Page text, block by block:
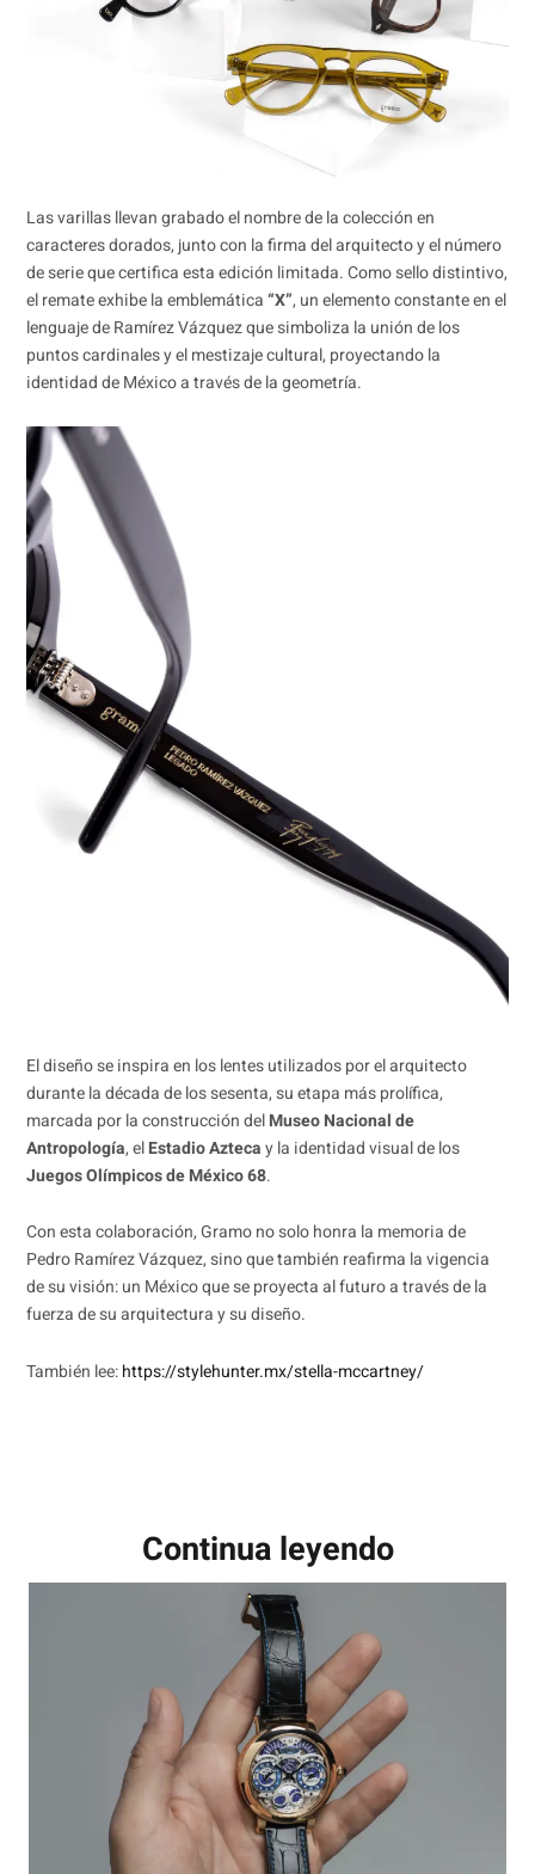
Las varillas llevan grabado el nombre de la colección en
caracteres dorados, junto con la firma del arquitecto y el número
de serie que certifica esta edición limitada. Como sello distintivo,
el remate exhibe la emblemática“X”, un elemento constante en el
lenguaje de Ramírez Vázquez que simboliza la unión de los
puntos cardinales y el mestizaje cultural, proyectando la
identidad de México a través de la geometría.
El diseño se inspira en los lentes utilizados por el arquitecto
durante la década de los sesenta, su etapa más prolífica,
marcada por la construcción delMuseo Nacional de
Antropología, elEstadio Aztecay la identidad visual de los
Juegos Olímpicos de México 68.
Con esta colaboración, Gramo no solo honra la memoria de
Pedro Ramírez Vázquez, sino que también reafirma la vigencia
de su visión: un México que se proyecta al futuro a través de la
fuerza de su arquitectura y su diseño.
También lee:https://stylehunter.mx/stella-mccartney/
Continua leyendo